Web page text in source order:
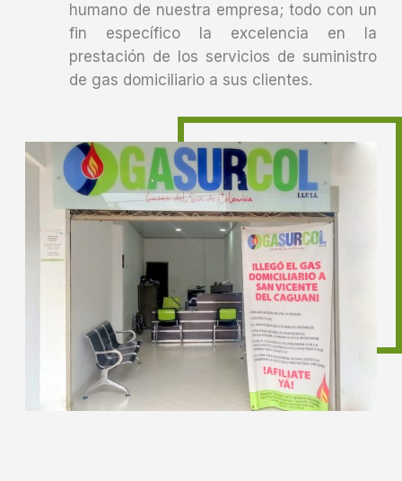
humano de nuestra empresa; todo con un
fin específico la excelencia en la
prestación de los servicios de suministro
de gas domiciliario a sus clientes.